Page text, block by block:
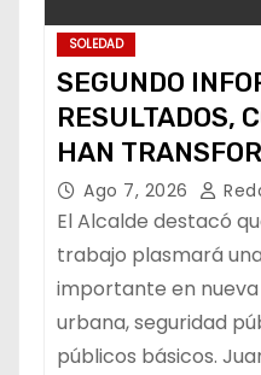
SOLEDAD
SEGUNDO
RESULTADOS,
HAN
DE LOS
MANUEL
Ago 7, 2026
El Alcalde destacó
trabajo plasmará
importante en
urbana, seguridad
públicos básicos.